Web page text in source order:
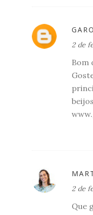
2 de
Bom
2 de
Que